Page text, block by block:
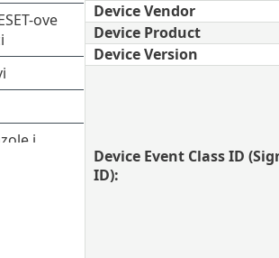
Device Vendor
Device Product
Device Version
Device Event Class ID
ID):